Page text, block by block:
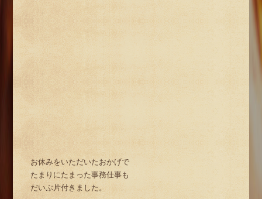
お休みをいただいたおかげで
たまりにたまった事務仕事も
だいぶ片付きました。